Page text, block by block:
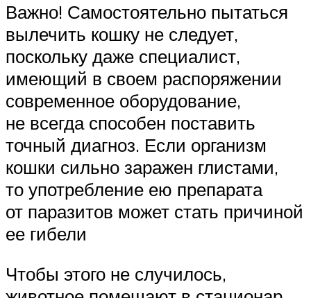
Важно! Самостоятельно пытаться
вылечить кошку не следует,
поскольку даже специалист,
имеющий в своем распоряжении
современное оборудование,
не всегда способен поставить
точный диагноз. Если организм
кошки сильно заражен глистами,
то употребление ею препарата
от паразитов может стать причиной
ее гибели
Чтобы этого не случилось,